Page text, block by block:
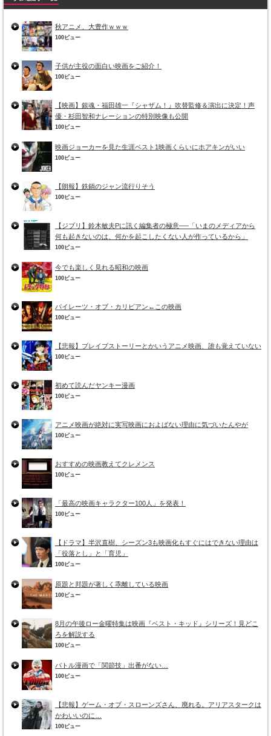
秋アニメ、大豊作ｗｗｗ
100ビュー
子供が主役の面白い映画をご紹介！
100ビュー
【映画】銀魂・福田雄一『シャザム！』吹替監修＆演出に決定！声
優・杉田智和ナレーションの特別映像も公開
100ビュー
映画ジョーカーを見た生涯ベスト1映画くらいにホアキンがいい
100ビュー
【朗報】鉄鍋のジャン流行りそう
100ビュー
【ジブリ】鈴木敏夫Pに訊く編集者の極意──「いまのメディアから
何も起きないのは、何かを起こしたくない人が作っているから」
100ビュー
今でも楽しく見れる昭和の映画
100ビュー
パイレーツ・オブ・カリビアン←この映画
100ビュー
【悲報】ブレイブストーリーとかいうアニメ映画、誰も覚えていない
100ビュー
初めて読んだヤンキー漫画
100ビュー
アニメ映画が絶対に実写映画におよばない理由に気づいたんやが
100ビュー
おすすめの映画教えてクレメンス
100ビュー
「最高の映画キャラクター100人」を発表！
100ビュー
【ドラマ】半沢直樹、シーズン3も映画化もすぐにはできない理由は
「役落とし」と「育児」
100ビュー
原題と邦題が著しく乖離している映画
100ビュー
8月の午後ロー金曜特集は映画『ベスト・キッド』シリーズ！見どこ
ろを解説する
100ビュー
バトル漫画で「関節技」出番がない…
100ビュー
【悲報】ゲーム・オブ・スローンズさん、廃れる。アリアスタークは
かわいいのに…
100ビュー